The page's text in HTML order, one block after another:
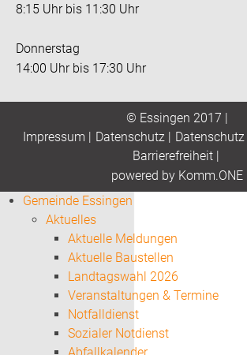
8:15 Uhr bis 11:30 Uhr
Donnerstag
14:00 Uhr bis 17:30 Uhr
© Essingen 2017 |
Impressum | Datenschutz|
Barrierefreiheit|
powered by Komm.ONE
Gemeinde Essingen
Aktuelles
Aktuelle Meldungen
Aktuelle Baustellen
Landtagswahl 2026
Veranstaltungen & Termine
Notfalldienst
Sozialer Notdienst